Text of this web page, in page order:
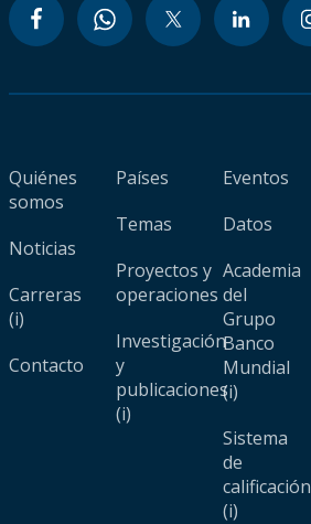
Quiénes
somos
Noticias
Carreras
(i)
Contacto
Países
Temas
Proyectos y
operaciones
Investigación
y
publicaciones
(i)
Eventos
Datos
Academia
del
Grupo
Banco
Mundial
(i)
Sistema
de
calificación
(i)